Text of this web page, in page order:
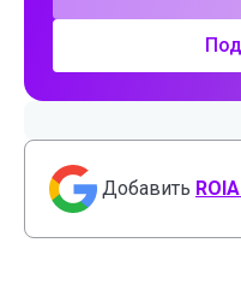
Добавить